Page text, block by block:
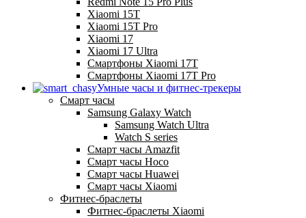
Xiaomi 15T
Xiaomi 15T Pro
Xiaomi 17
Xiaomi 17 Ultra
Смартфоны Xiaomi 17Т
Смартфоны Xiaomi 17Т Pro
Умные часы и фитнес-трекеры
Смарт часы
Samsung Galaxy Watch
Samsung Watch Ultra
Watch S series
Смарт часы Amazfit
Смарт часы Hoco
Смарт часы Huawei
Смарт часы Xiaomi
Фитнес-браслеты
Фитнес-браслеты Xiaomi